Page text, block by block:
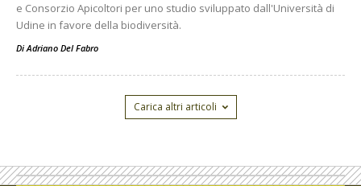
e Consorzio Apicoltori per uno studio sviluppato dall'Università di
Udine in favore della biodiversità.
DiAdriano Del Fabro
Carica altri articoli